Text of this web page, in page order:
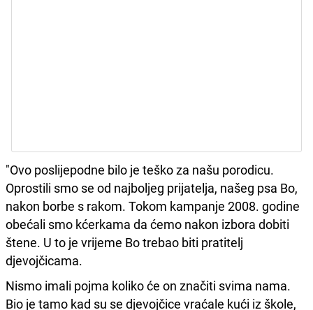
"Ovo poslijepodne bilo je teško za našu porodicu.
Oprostili smo se od najboljeg prijatelja, našeg psa Bo,
nakon borbe s rakom. Tokom kampanje 2008. godine
obećali smo kćerkama da ćemo nakon izbora dobiti
štene. U to je vrijeme Bo trebao biti pratitelj
djevojčicama.
Nismo imali pojma koliko će on značiti svima nama.
Bio je tamo kad su se djevojčice vraćale kući iz škole,